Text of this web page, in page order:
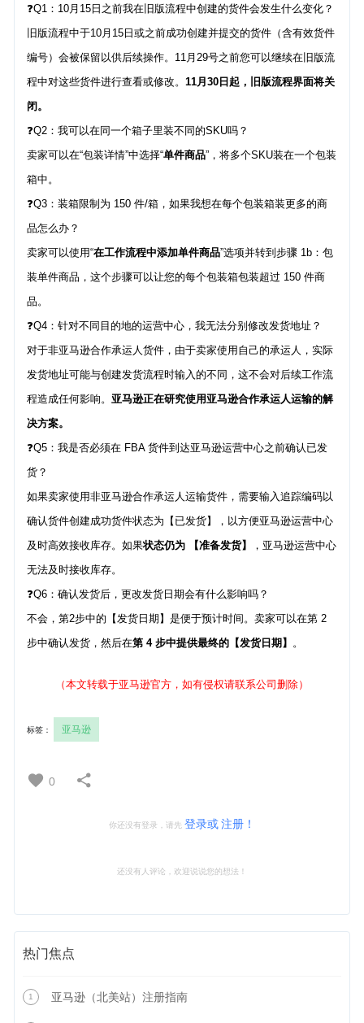
❓Q1：10月15日之前我在旧版流程中创建的货件会发生什么变化？
旧版流程中于10月15日或之前成功创建并提交的货件（含有效货件
编号）会被保留以供后续操作。11月29号之前您可以继续在旧版流
程中对这些货件进行查看或修改。 11月30日起，旧版流程界面将关
闭。
❓Q2：我可以在同一个箱子里装不同的SKU吗？
卖家可以在“包装详情”中选择“单件商品”，将多个SKU装在一个包装
箱中。
❓Q3：装箱限制为 150 件/箱，如果我想在每个包装箱装更多的商
品怎么办？
卖家可以使用“在工作流程中添加单件商品”选项并转到步骤 1b：包
装单件商品，这个步骤可以让您的每个包装箱包装超过 150 件商
品。
❓Q4：针对不同目的地的运营中心，我无法分别修改发货地址？
对于非亚马逊合作承运人货件，由于卖家使用自己的承运人，实际
发货地址可能与创建发货流程时输入的不同，这不会对后续工作流
程造成任何影响。 亚马逊正在研究使用亚马逊合作承运人运输的解
决方案。
❓Q5：我是否必须在 FBA 货件到达亚马逊运营中心之前确认已发
货？
如果卖家使用非亚马逊合作承运人运输货件，需要输入追踪编码以
确认货件创建成功货件状态为【已发货】，以方便亚马逊运营中心
及时高效接收库存。如果状态仍为 【准备发货】
，亚马逊运营中心
无法及时接收库存。
❓Q6：确认发货后，更改发货日期会有什么影响吗？
不会，第2步中的【发货日期】是便于预计时间。卖家可以在第 2
步中确认发货，然后在第 4 步中提供最终的【发货日期】 。
（本文转载于亚马逊官方，如有侵权请联系公司删除）
标签： 亚马逊
0
你还没有登录，请先 登录或注册！
还没有人评论，欢迎说说您的想法！
热门焦点
1 亚马逊（北美站）注册指南